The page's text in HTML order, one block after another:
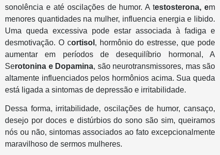
sonolência e até oscilações de humor. A testosterona, em
menores quantidades na mulher, influencia energia e libido.
Uma queda excessiva pode estar associada à fadiga e
desmotivação. O cortisol , hormônio do estresse, que pode
aumentar em períodos de desequilíbrio hormonal, A
Serotonina e Dopamina, são neurotransmissores, mas são
altamente influenciados pelos hormônios acima. Sua queda
está ligada a sintomas de depressão e irritabilidade.
Dessa forma, irritabilidade, oscilações de humor, cansaço,
desejo por doces e distúrbios do sono são sim, queiramos
nós ou não, sintomas associados ao fato excepcionalmente
maravilhoso de sermos mulheres.